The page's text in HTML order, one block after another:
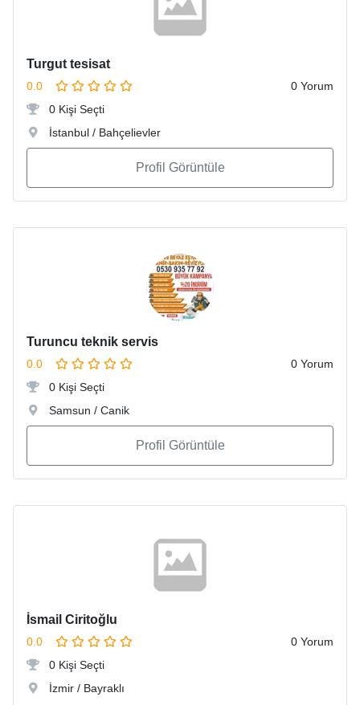
Turgut tesisat
0.0
0 Yorum
0 Kişi Seçti
İstanbul / Bahçelievler
Profil Görüntüle
Turuncu teknik servis
0.0
0 Yorum
0 Kişi Seçti
Samsun / Canik
Profil Görüntüle
İsmail Ciritoğlu
0.0
0 Yorum
0 Kişi Seçti
İzmir / Bayraklı